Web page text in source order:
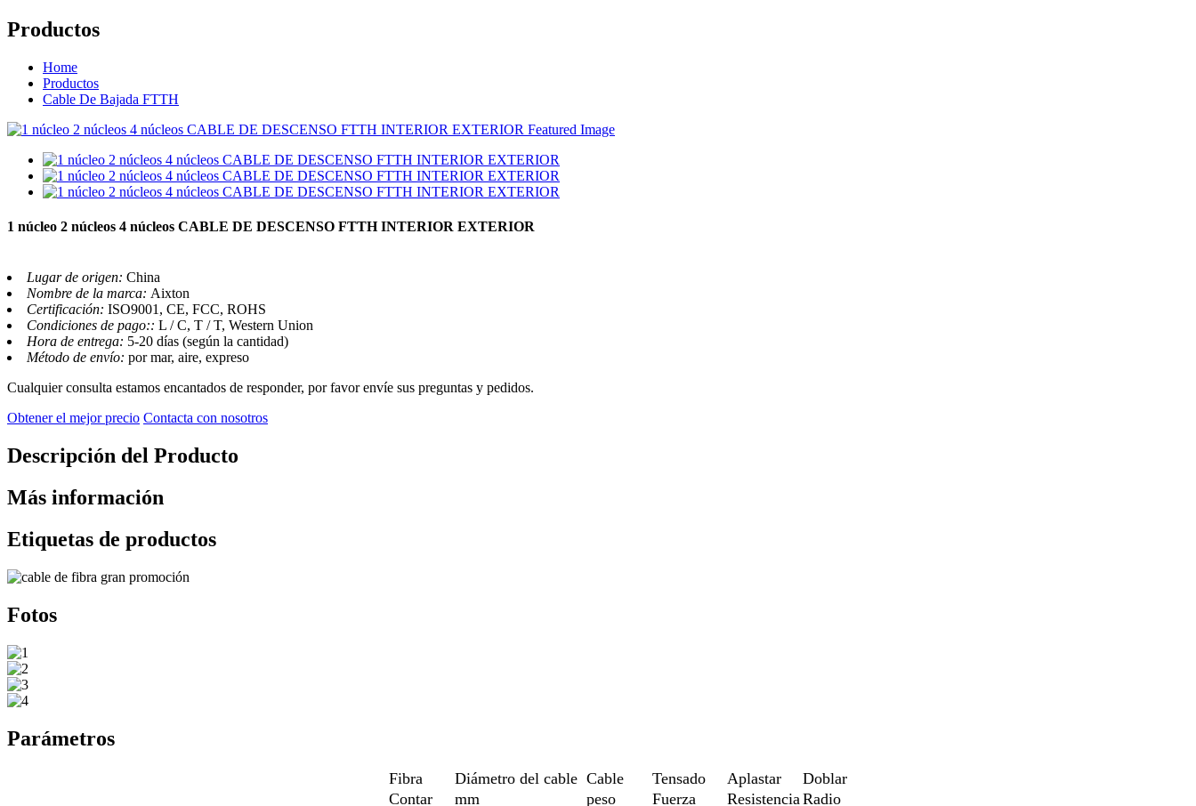
Productos
Home
Productos
Cable De Bajada FTTH
1 núcleo 2 núcleos 4 núcleos CABLE DE DESCENSO FTTH INTERIOR EXTERIOR
Lugar de origen: China
Nombre de la marca: Aixton
Certificación: ISO9001, CE, FCC, ROHS
Condiciones de pago:: L / C, T / T, Western Union
Hora de entrega: 5-20 días (según la cantidad)
Método de envío: por mar, aire, expreso
Cualquier consulta estamos encantados de responder, por favor envíe sus preguntas y pedidos.
Obtener el mejor precio Contacta con nosotros
Descripción del Producto
Más información
Etiquetas de productos
Fotos
Parámetros
Fibra Diámetro del cable Cable Tensado Aplastar
Doblar
Contar
mm peso Fuerza Resistencia Radio